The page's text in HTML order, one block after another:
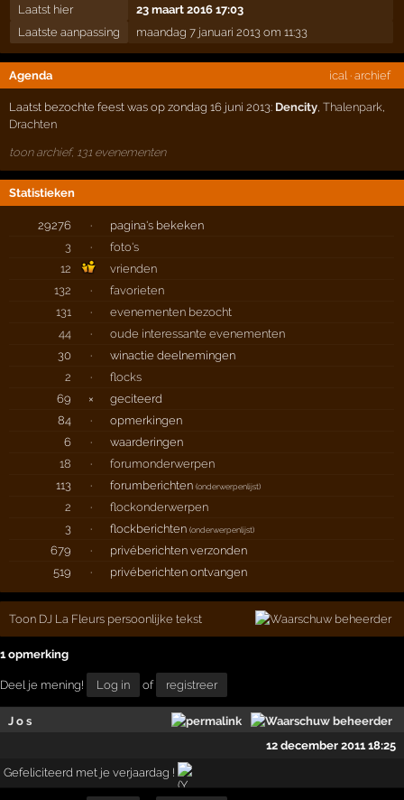
Laatst hier
23 maart 2016 17:03
Laatste aanpassing
maandag 7 januari 2013 om 11:33
Agenda ical· archief
Laatst bezochte feest was op zondag 16 juni 2013: Dencity ,Thalenpark
Drachten
toon archief, 131 evenementen
Statistieken
29276 ·
pagina's bekeken
3
·
foto's
12
vrienden
132
·
favorieten
131
·
evenementen bezocht
44
·
oude interessante evenementen
30
·
winactie deelnemingen
2
·
flocks
69
×
geciteerd
84
·
opmerkingen
6
·
waarderingen
18
·
forumonderwerpen
113
· forumberichten(onderwerpenlijst)
2 ·
flockonderwerpen
3
· flockberichten(onderwerpenlijst)
679 ·
privéberichten verzonden
519
· privéberichten ontvangen
Toon DJ La Fleurs persoonlijke tekst
1 opmerking
Deel je mening! Log in of registreer
J o s
12 december 2011 18:25
Gefeliciteerd met je verjaardag !